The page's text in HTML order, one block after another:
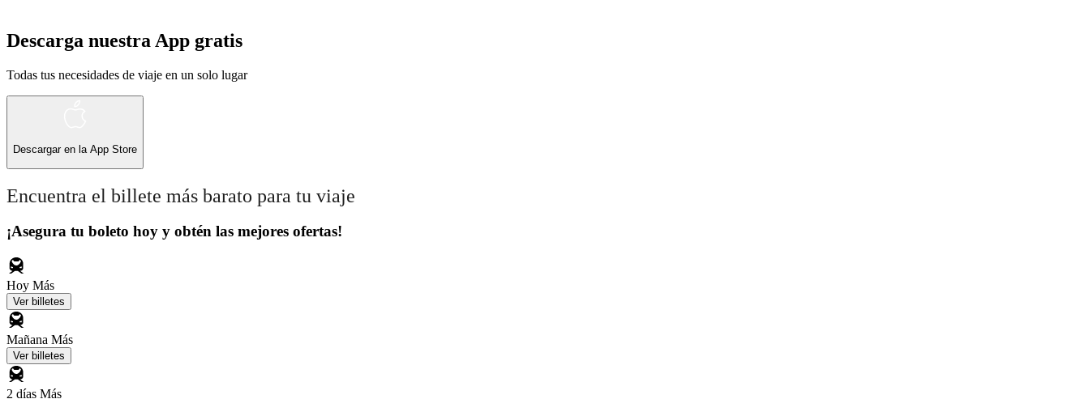
Descarga nuestra App gratis
Todas tus necesidades de viaje en un solo lugar
Descargar en la App Store
Encuentra el billete más barato para tu viaje
¡Asegura tu boleto hoy y obtén las mejores ofertas!
Hoy Más
Ver billetes
Mañana Más
Ver billetes
2 días Más